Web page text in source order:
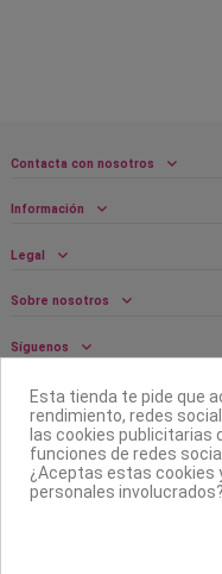
Contacta con nosotros
Información
Legal
Sobre nosotros
Síguenos
Boletín
Esta tienda te pide que
rendimiento, redes
las cookies
funciones de redes
¿Aceptas estas cookies
personales involucrados?